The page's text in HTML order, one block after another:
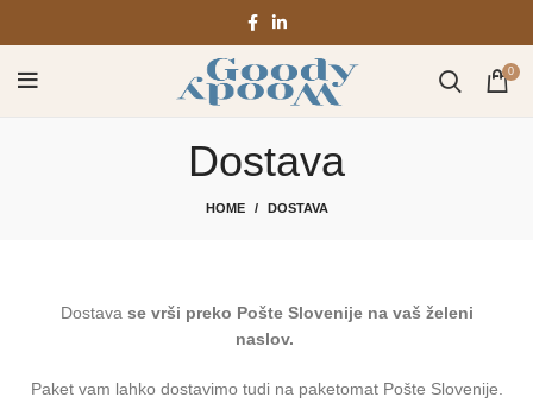
0
Dostava
HOME DOSTAVA
Dostava se vrši preko Pošte Slovenije na vaš želeni
naslov.
Paket vam lahko dostavimo tudi na paketomat Pošte Slovenije.